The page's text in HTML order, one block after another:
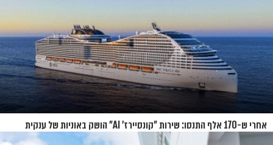
אחרי ש-170 אלף התנסו: שירות "קונסיירז' AI" הושק באוניות של ענקית
הקרוזים